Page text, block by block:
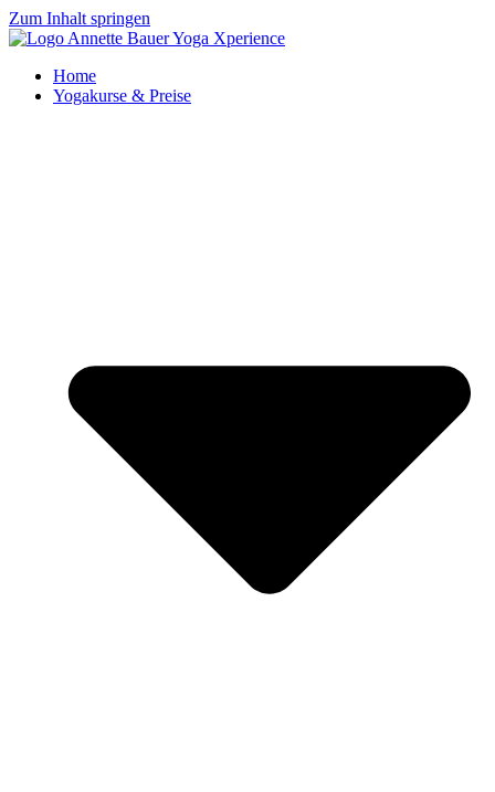
Zum Inhalt springen
Home
Yogakurse & Preise